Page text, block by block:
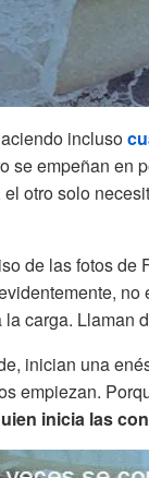
incluso
se empeñan en
otro solo
de las fotos de
carga. Llaman
inician una
empiezan.
inicia las